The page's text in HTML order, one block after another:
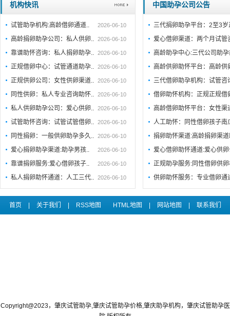
机构快讯
试管助孕机构:高龄借卵通道.. 2026-06-10
高龄捐卵助孕公司：私人供卵.. 2026-06-10
靠谱助怀咨询：私人捐卵助孕.. 2026-06-10
正规借卵中心：试管通道助孕.. 2026-06-10
正规供卵公司：女性供卵渠道.. 2026-06-10
同性供卵：私人专业咨询助怀.. 2026-06-10
私人供卵助孕公司：爱心供卵.. 2026-06-10
试管助怀咨询：试管试管借卵.. 2026-06-10
同性捐卵：一般供卵助孕多久.. 2026-06-10
爱心捐卵助孕渠道:助孕男孩.. 2026-06-10
靠谱捐卵服务:爱心借卵孩子.. 2026-06-10
私人捐卵助怀通道：人工三代.. 2026-06-10
中国助孕公司公告
三代捐卵助孕平台：2至3
爱心借卵渠道：两个月试
高龄助孕中心:三代公司助
高龄供卵助怀平台：高龄
三代借卵助孕机构：试管
借卵助怀机构：正规正规
高龄借卵助怀平台：女性
人工助怀：同性借卵孩子南
捐卵助怀渠道:高龄捐卵渠
爱心借卵助怀通道:爱心供
正规助孕服务:同性借卵供
供卵助怀服务：专业借卵
首页 关于我们 RSS地图 HTML地图 网站地图 联系我们
Copyright@2023，肇庆试管助孕,肇庆试管助孕价格,肇庆助孕机构，肇庆试管助孕医